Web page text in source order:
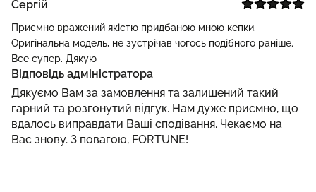
Сергій
Приємно вражений якістю придбаною мною кепки.
Оригінальна модель, не зустрічав чогось подібного раніше.
Все супер. Дякую
Відповідь адміністратора
Дякуємо Вам за замовлення та залишений такий
гарний та розгонутий відгук. Нам дуже приємно, що
вдалось виправдати Ваші сподівання. Чекаємо на
Вас знову. З повагою, FORTUNE!